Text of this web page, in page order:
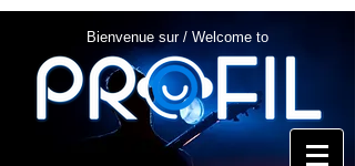
Bienvenue sur / Welcome to